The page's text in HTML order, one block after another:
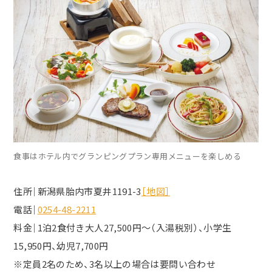
食事はホテル内でグランピングプラン専用メニューを楽しめる
住所｜新潟県胎内市夏井1191-3 ［地図］
電話｜ 0254-48-2211
料金｜1泊2食付き大人27,500円～（入湯税別）、小学生
15,950円、幼児7,700円
※定員2名のため、3名以上の場合は要問い合わせ